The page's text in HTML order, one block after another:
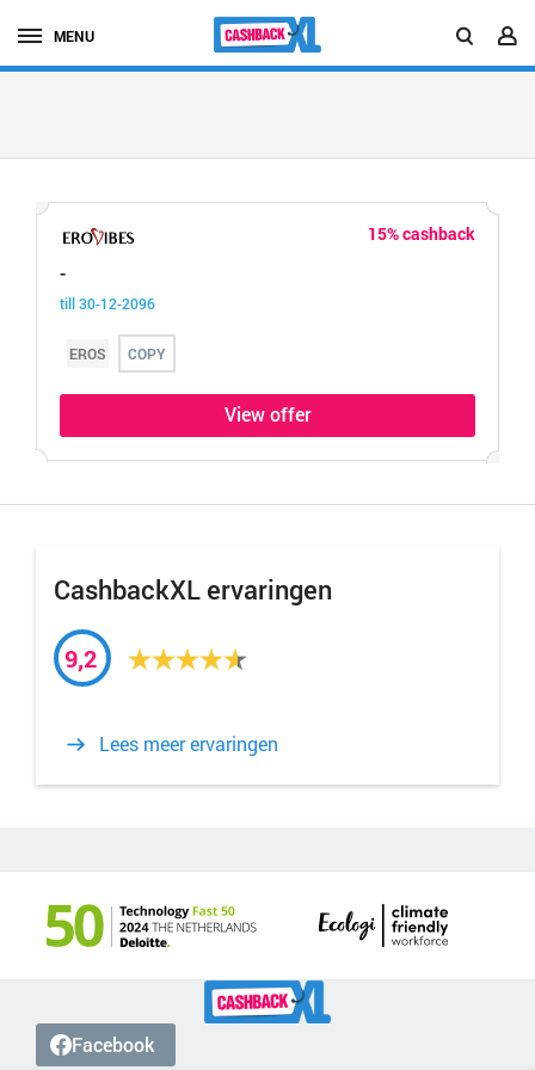
MENU
15% cashback
-
till 30-12-2096
EROS COPY
View offer
CashbackXL ervaringen
9,2
Lees meer ervaringen
Facebook